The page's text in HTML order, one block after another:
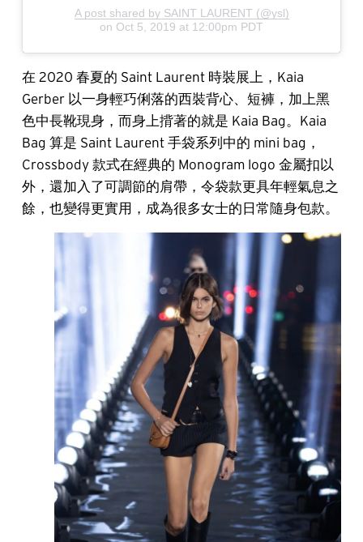
A post shared by SAINT LAURENT (@ysl)
on Oct 5, 2019 at 12:00pm PDT
在 2020 春夏的 Saint Laurent 時裝展上，Kaia
Gerber 以一身輕巧俐落的西裝背心、短褲，加上黑
色中長靴現身，而身上揹著的就是 Kaia Bag。Kaia
Bag 算是 Saint Laurent 手袋系列中的 mini bag，
Crossbody 款式在經典的 Monogram logo 金屬扣以
外，還加入了可調節的肩帶，令袋款更具年輕氣息之
餘，也變得更實用，成為很多女士的日常隨身包款。